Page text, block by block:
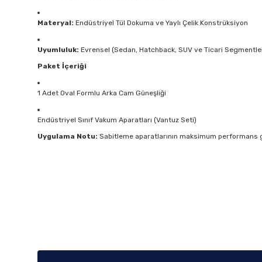
Materyal: Endüstriyel Tül Dokuma ve Yaylı Çelik Konstrüksiyon
Uyumluluk: Evrensel (Sedan, Hatchback, SUV ve Ticari
Paket İçeriği
1 Adet Oval Formlu Arka Cam Güneşliği
Endüstriyel Sınıf Vakum Aparatları (Vantuz Seti)
Uygulama Notu: Sabitleme aparatlarının maksimum performans